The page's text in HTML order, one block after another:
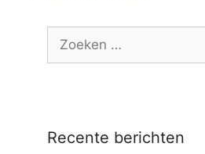
naar:
Recente berichten